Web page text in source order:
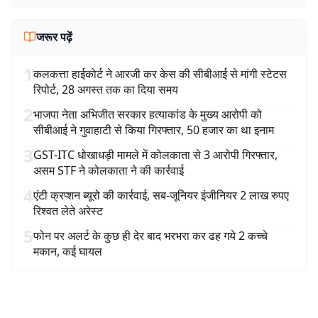
जरूर पढ़ें
1कलकत्ता हाईकोर्ट ने आरजी कर केस की सीबीआई से मांगी स्टेटस
रिपोर्ट, 28 अगस्त तक का दिया समय
2भाजपा नेता अभिजीत सरकार हत्याकांड के मुख्य आरोपी को
सीबीआई ने गुवाहाटी से किया गिरफ्तार, 50 हजार का था इनाम
3GST-ITC धोखाधड़ी मामले में कोलकाता से 3 आरोपी गिरफ्तार,
असम STF ने कोलकाता ने की कार्रवाई
4एंटी क्रप्शन ब्यूरो की कार्रवाई, सब-जूनियर इंजीनियर 2 लाख रुपए
रिश्वत लेते अरेस्ट
5फोन पर अलर्ट के कुछ ही देर बाद भरभरा कर ढह गये 2 कच्चे
मकान, कई घायल